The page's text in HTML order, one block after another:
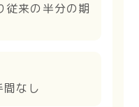
従来の半分の期
間なし